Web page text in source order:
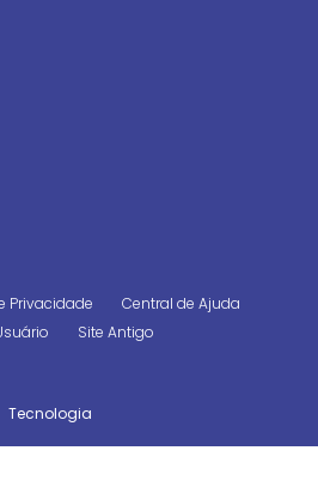
Privacidade
Central de Ajuda
Site Antigo
Tecnologia